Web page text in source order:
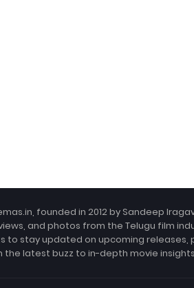
founded in 2012 by Sandeep
and photos from the Telugu film
to stay updated on upcoming
the latest buzz to in-depth movie